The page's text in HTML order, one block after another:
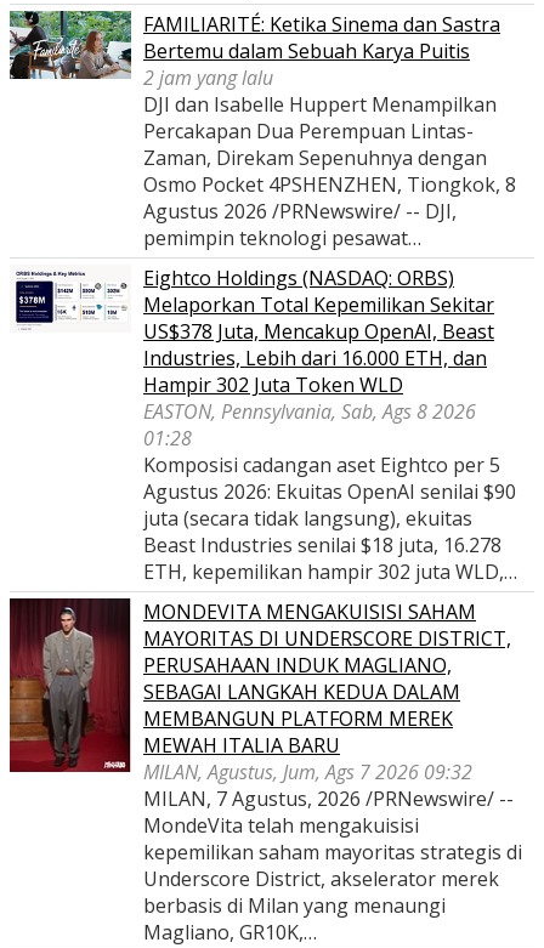
FAMILIARITÉ: Ketika Sinema dan Sastra
Bertemu dalam Sebuah Karya Puitis
2 jam yang lalu
DJI dan Isabelle Huppert Menampilkan
Percakapan Dua Perempuan Lintas-
Zaman, Direkam Sepenuhnya dengan
Osmo Pocket 4PSHENZHEN, Tiongkok, 8
Agustus 2026 /PRNewswire/ -- DJI,
pemimpin teknologi pesawat…
Eightco Holdings (NASDAQ: ORBS)
Melaporkan Total Kepemilikan Sekitar
US$378 Juta, Mencakup OpenAI, Beast
Industries, Lebih dari 16.000 ETH, dan
Hampir 302 Juta Token WLD
EASTON, Pennsylvania, Sab, Ags 8 2026
01:28
Komposisi cadangan aset Eightco per 5
Agustus 2026: Ekuitas OpenAI senilai $90
juta (secara tidak langsung), ekuitas
Beast Industries senilai $18 juta, 16.278
ETH, kepemilikan hampir 302 juta WLD,…
MONDEVITA MENGAKUISISI SAHAM
MAYORITAS DI UNDERSCORE DISTRICT,
PERUSAHAAN INDUK MAGLIANO,
SEBAGAI LANGKAH KEDUA DALAM
MEMBANGUN PLATFORM MEREK
MEWAH ITALIA BARU
MILAN, Agustus, Jum, Ags 7 2026 09:32
MILAN, 7 Agustus, 2026 /PRNewswire/ --
MondeVita telah mengakuisisi
kepemilikan saham mayoritas strategis di
Underscore District, akselerator merek
berbasis di Milan yang menaungi
Magliano, GR10K,…